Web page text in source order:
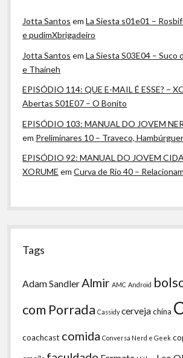
Jotta Santos emLa Siesta s01e01 –
e pudimXbrigadeiro
Jotta Santos emLa Siesta S03E04 – Suco
e Thaineh
EPISÓDIO 114: QUE E-MAIL É ESSE? –
Abertas S01E07 – O Bonito
EPISÓDIO 103: MANUAL DO JOVEM
em Preliminares 10 – Traveco,
EPISÓDIO 92: MANUAL DO JOVEM
XORUME emCurva de Rio 40 –
Tags
Adam Sandler Almir AMC Android
com Porrada Cassidy cervejachina
coachcast comida Conversa Nerd e Geek